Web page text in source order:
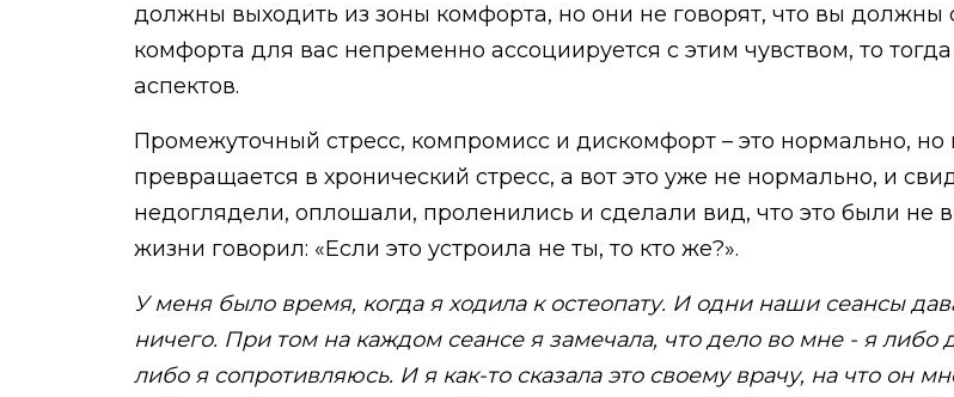
должны выходить из зоны комфорта, но они не говорят, что вы должны
комфорта для вас непременно ассоциируется с этим чувством, то
аспектов.
Промежуточный стресс, компромисс и дискомфорт – это нормально, но
превращается в хронический стресс, а вот это уже не нормально, и
недоглядели, оплошали, проленились и сделали вид, что это были не
жизни говорил: «Если это устроила не ты, то кто же?».
У меня было время, когда я ходила к остеопату. И одни наши сеансы
ничего. При том на каждом сеансе я замечала, что дело во мне - я либо
либо я сопротивляюсь. И я как-то сказала это своему врачу, на что он